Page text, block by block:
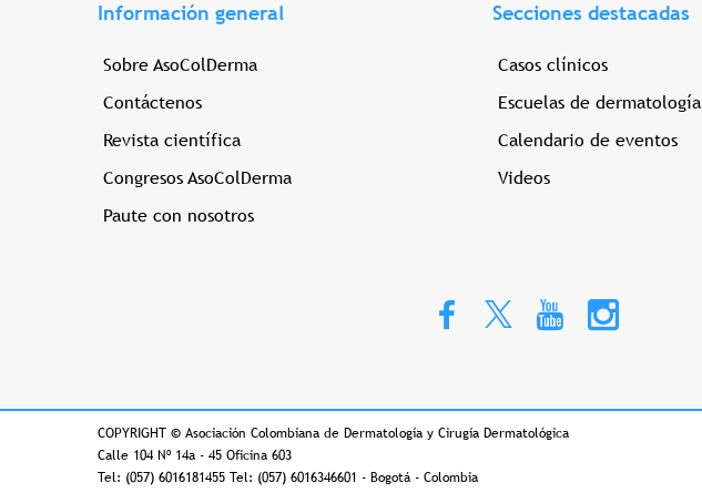
Información general
Sobre AsoColDerma
Contáctenos
Revista científica
Congresos AsoColDerma
Paute con nosotros
Secciones destacadas
Casos clínicos
Escuelas de dermatología
Calendario de eventos
Videos
COPYRIGHT © Asociación Colombiana de Dermatología y Cirugía Dermatológica
Calle 104 Nº 14a - 45 Oficina 603
Tel: (057) 6016181455 Tel: (057) 6016346601 - Bogotá - Colombia